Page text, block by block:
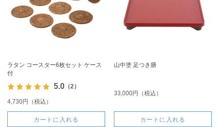
ラタン コースター6枚セット ケース
付
5.0（2）
4,730円（税込）
カートに入れる
山中塗 足つき膳
33,000円（税込）
カートに入れる